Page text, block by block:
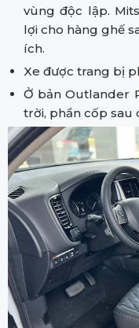
vùng độc lập.
lợi cho hàng ghế
ích.
Xe được trang bị
Ở bản Outlander
trời, phần cốp sau